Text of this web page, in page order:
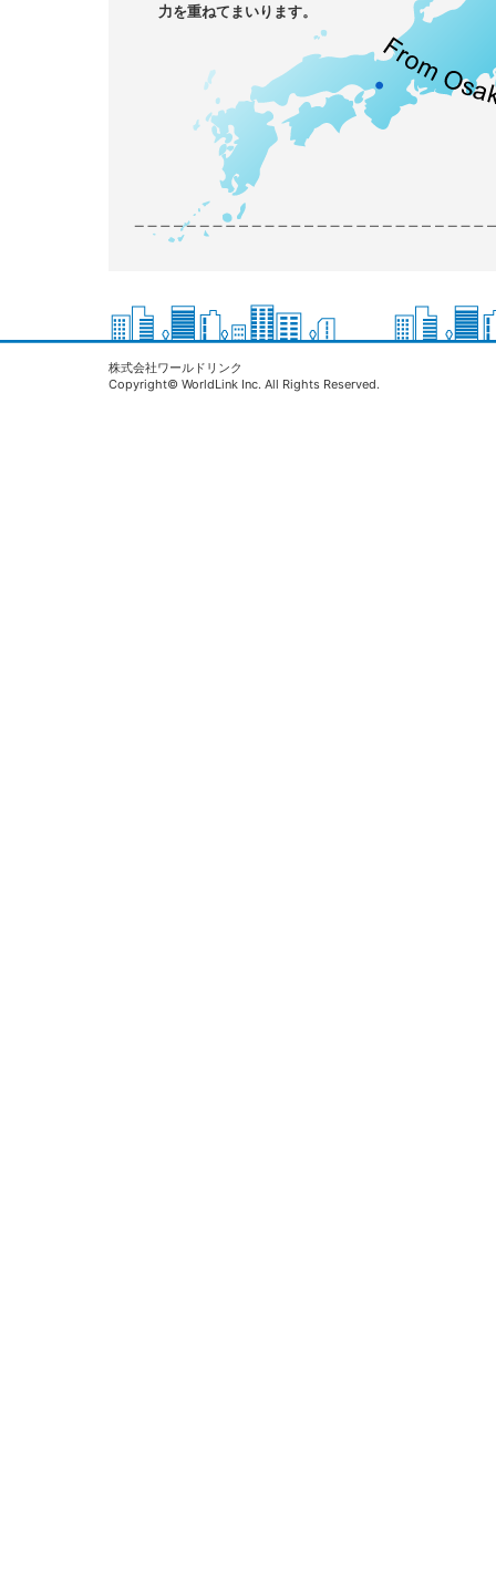
力を重ねてまいります。
株式会社ワールドリンク
Copyright© WorldLink Inc. All Rights Reserved.